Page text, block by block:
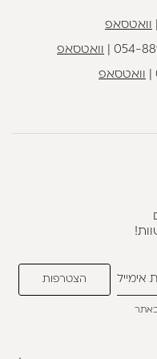
וואטסאפ
054- וואטסאפ
וואטסאפ